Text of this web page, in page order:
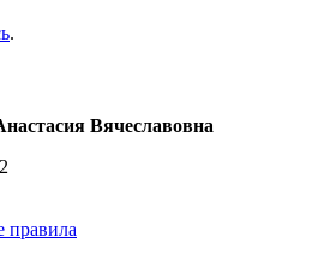
.
Вячеславовна